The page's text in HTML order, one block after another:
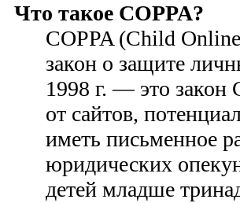
Что такое COPPA?
COPPA (Child
закон о защите
1998 г. — это
от сайтов,
иметь письменное
юридических
детей младше